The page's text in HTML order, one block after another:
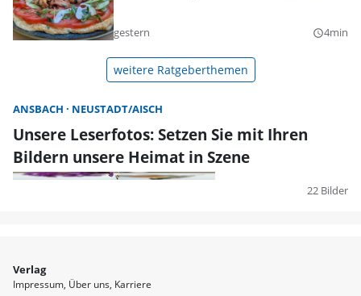
gestern query_builder4min
weitere Ratgeberthemen
ANSBACH NEUSTADT/AISCH
Unsere Leserfotos: Setzen Sie mit Ihren
Bildern unsere Heimat in Szene
22 Bilder
Verlag
Impressum Über uns Karriere